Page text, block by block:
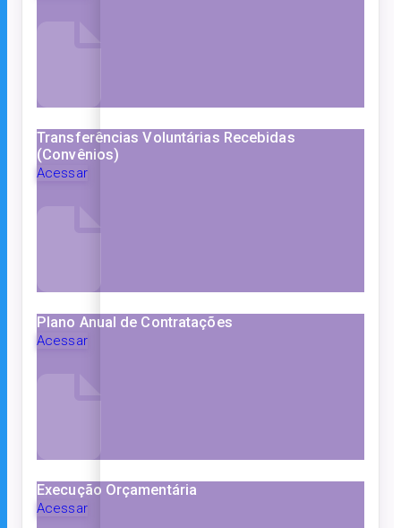
Transferências Voluntárias Recebidas
(Convênios)
Acessar
Plano Anual de Contratações
Acessar
Execução Orçamentária
Acessar